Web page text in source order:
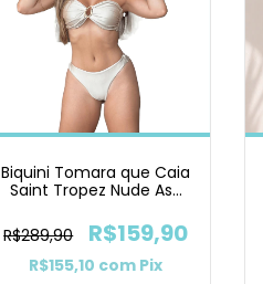
Biquini Tomara que Caia
Saint Tropez Nude Asa
R$289,90
R$159,90
R$155,10 com Pix